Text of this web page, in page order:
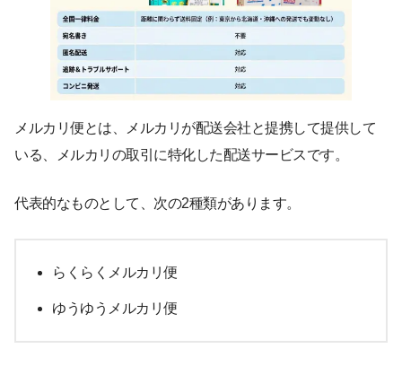
メルカリ便とは、メルカリが配送会社と提携して提供して
いる、メルカリの取引に特化した配送サービスです。
代表的なものとして、次の2種類があります。
らくらくメルカリ便
ゆうゆうメルカリ便